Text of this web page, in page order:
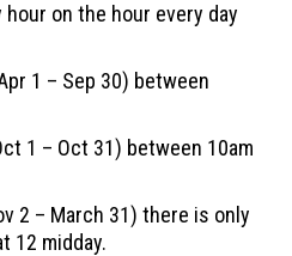
on the hour every day
1 – Sep 30) between
1 – Oct 31) between 10am
2 – March 31) there is only
12 midday.